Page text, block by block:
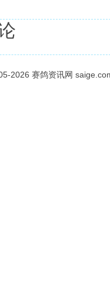
2026 赛鸽资讯网